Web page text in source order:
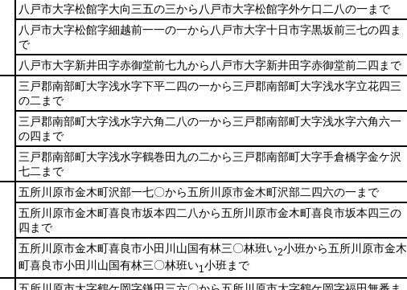
八戸市大字松館字大向三五の三から八戸市大字松館字外ケ口二八の一まで
八戸市大字松館字細越前一一の一から八戸市大字十日市字黒坂前三七の四ま
で
八戸市大字新井田字赤御堂前七九から八戸市大字新井田字赤御堂前二四まで
三戸郡南部町大字浅水字下平二四の一から三戸郡南部町大字浅水字立花四三
の二まで
三戸郡南部町大字浅水字六角二八の一から三戸郡南部町大字浅水字六角六一
の四まで
三戸郡南部町大字浅水字鶴巻田九の二から三戸郡南部町大字手倉橋字金ケ沢
七二まで
五所川原市金木町沢部一七〇から五所川原市金木町沢部二四六の一まで
五所川原市金木町喜良市坂本四二八から五所川原市金木町喜良市坂本四三の
四まで
五所川原市金木町喜良市小田川山国有林三〇林班い2小班から五所川原市金木
町喜良市小田川山国有林三〇林班い1 小班まで